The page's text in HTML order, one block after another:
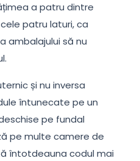
a patru dintre
patru laturi, ca
ambalajului să nu
și nu inversa
întunecate pe un
pe fundal
pe multe camere de
întotdeauna codul mai